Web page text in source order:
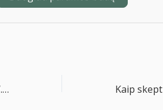
Kas tie Lietuvos protestantai? | V. Sabutienė ir H. Lahayne